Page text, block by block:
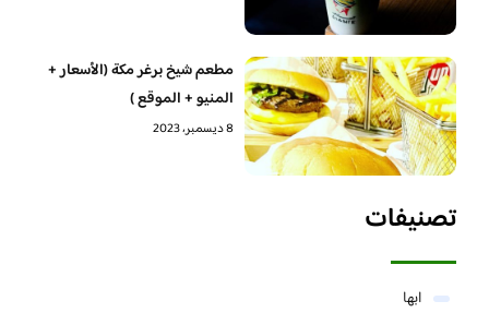
مطعم شيخ برغر مكة (الأسعار +
المنيو + الموقع )
8 ديسمبر، 2023
تصنيفات
ابها